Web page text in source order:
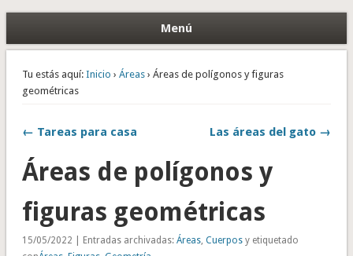
Menú
Tu estás aquí: Inicio › Áreas› Áreas de polígonos y figuras
geométricas
← Tareas para casa Las áreas del gato →
Áreas de polígonos y
figuras geométricas
15/05/2022 | Entradas archivadas: Áreas, Cuerposy etiquetado